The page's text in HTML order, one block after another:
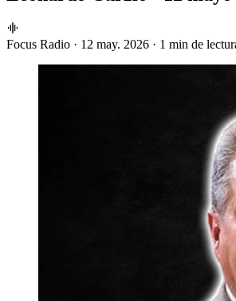
Focus Radio · 12 may. 2026 · 1 min de